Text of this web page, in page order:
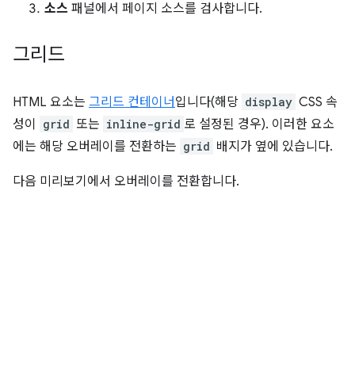
소스 패널에서 페이지 소스를 검사합니다.
그리드
HTML 요소는 그리드 컨테이너 입니다(해당 display CSS 속
성이
grid 또는 inline-grid 로 설정된 경우). 이러한 요소
에는 해당 오버레이를 전환하는 grid 배지가 옆에 있습니다.
다음 미리보기에서 오버레이를 전환합니다.